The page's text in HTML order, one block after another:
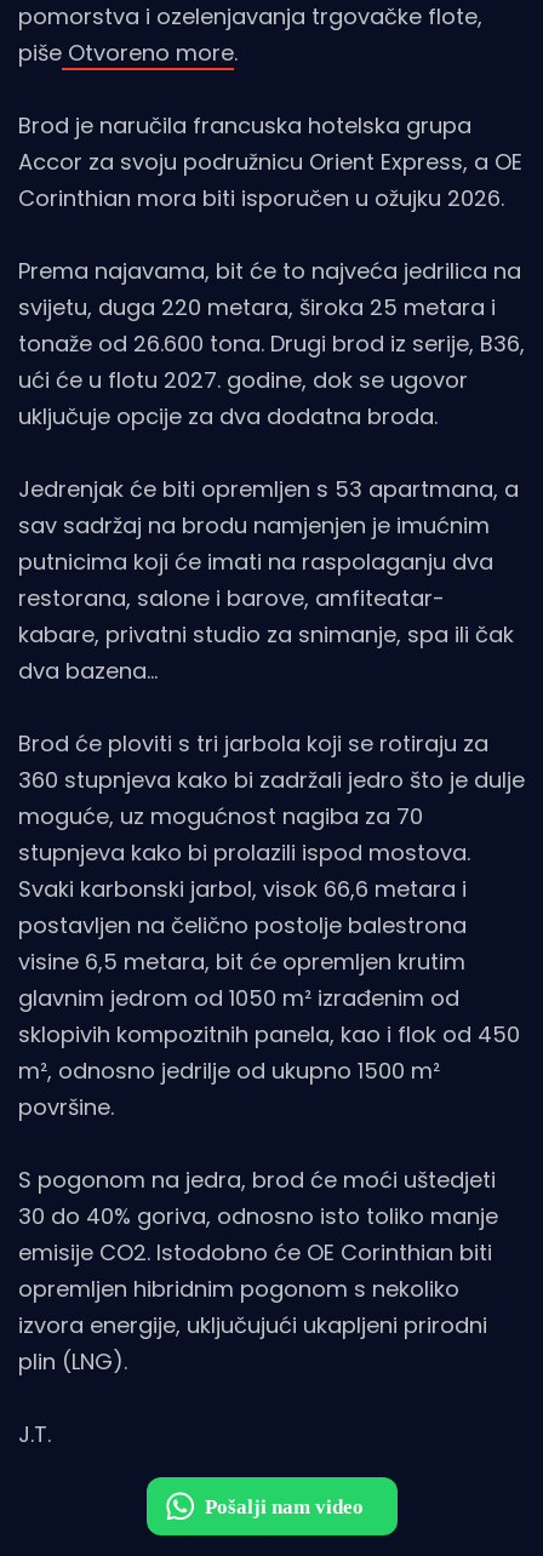
pomorstva i ozelenjavanja trgovačke flote,
piše Otvoreno more.
Brod je naručila francuska hotelska grupa
Accor za svoju podružnicu Orient Express, a OE
Corinthian mora biti isporučen u ožujku 2026.
Prema najavama, bit će to najveća jedrilica na
svijetu, duga 220 metara, široka 25 metara i
tonaže od 26.600 tona. Drugi brod iz serije, B36,
ući će u flotu 2027. godine, dok se ugovor
uključuje opcije za dva dodatna broda.
Jedrenjak će biti opremljen s 53 apartmana, a
sav sadržaj na brodu namjenjen je imućnim
putnicima koji će imati na raspolaganju dva
restorana, salone i barove, amfiteatar-
kabare, privatni studio za snimanje, spa ili čak
dva bazena...
Brod će ploviti s tri jarbola koji se rotiraju za
360 stupnjeva kako bi zadržali jedro što je dulje
moguće, uz mogućnost nagiba za 70
stupnjeva kako bi prolazili ispod mostova.
Svaki karbonski jarbol, visok 66,6 metara i
postavljen na čelično postolje balestrona
visine 6,5 metara, bit će opremljen krutim
glavnim jedrom od 1050 m² izrađenim od
sklopivih kompozitnih panela, kao i flok od 450
m², odnosno jedrilje od ukupno 1500 m²
površine.
S pogonom na jedra, brod će moći uštedjeti
30 do 40% goriva, odnosno isto toliko manje
emisije CO2. Istodobno će OE Corinthian biti
opremljen hibridnim pogonom s nekoliko
izvora energije, uključujući ukapljeni prirodni
plin (LNG).
J.T.